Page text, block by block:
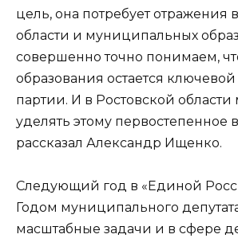
цель, она потребует отражения
области и муниципальных
совершенно точно понимаем,
образования остается
партии. И в Ростовской
уделять этому первостепенное
рассказал Александр Ищенко.
Следующий год в «Единой
Годом муниципального
масштабные задачи и в сфере